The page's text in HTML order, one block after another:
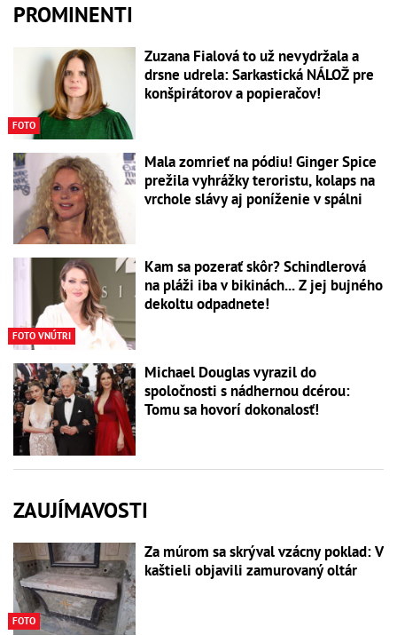
PROMINENTI
FOTO
Zuzana Fialová to už nevydržala a
drsne udrela: Sarkastická NÁLOŽ pre
konšpirátorov a popieračov!
Mala zomrieť na pódiu! Ginger Spice
prežila vyhrážky teroristu, kolaps na
vrchole slávy aj poníženie v spálni
FOTO VNÚTRI
Kam sa pozerať skôr? Schindlerová
na pláži iba v bikinách... Z jej bujného
dekoltu odpadnete!
Michael Douglas vyrazil do
spoločnosti s nádhernou dcérou:
Tomu sa hovorí dokonalosť!
ZAUJÍMAVOSTI
FOTO
Za múrom sa skrýval vzácny poklad: V
kaštieli objavili zamurovaný oltár